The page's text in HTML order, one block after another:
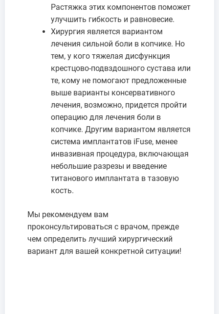
Растяжка этих компонентов поможет
улучшить гибкость и равновесие.
Хирургия является вариантом
лечения сильной боли в копчике. Но
тем, у кого тяжелая дисфункция
крестцово-подвздошного сустава или
те, кому не помогают предложенные
выше варианты консервативного
лечения, возможно, придется пройти
операцию для лечения боли в
копчике. Другим вариантом является
система имплантатов iFuse, менее
инвазивная процедура, включающая
небольшие разрезы и введение
титанового имплантата в тазовую
кость.
Мы рекомендуем вам
проконсультироваться с врачом, прежде
чем определить лучший хирургический
вариант для вашей конкретной ситуации!